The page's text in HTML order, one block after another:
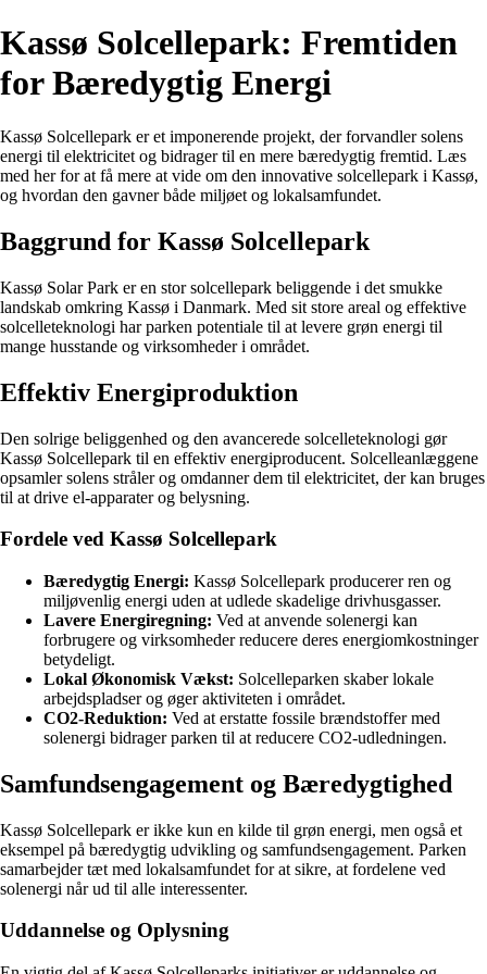
Kassø Solcellepark: Fremtiden
for Bæredygtig Energi
Kassø Solcellepark er et imponerende projekt, der forvandler solens
energi til elektricitet og bidrager til en mere bæredygtig fremtid. Læs
med her for at få mere at vide om den innovative solcellepark i Kassø,
og hvordan den gavner både miljøet og lokalsamfundet.
Baggrund for Kassø Solcellepark
Kassø Solar Park er en stor solcellepark beliggende i det smukke
landskab omkring Kassø i Danmark. Med sit store areal og effektive
solcelleteknologi har parken potentiale til at levere grøn energi til
mange husstande og virksomheder i området.
Effektiv Energiproduktion
Den solrige beliggenhed og den avancerede solcelleteknologi gør
Kassø Solcellepark til en effektiv energiproducent. Solcelleanlæggene
opsamler solens stråler og omdanner dem til elektricitet, der kan bruges
til at drive el-apparater og belysning.
Fordele ved Kassø Solcellepark
Bæredygtig Energi: Kassø Solcellepark producerer ren og
miljøvenlig energi uden at udlede skadelige drivhusgasser.
Lavere Energiregning: Ved at anvende solenergi kan
forbrugere og virksomheder reducere deres energiomkostninger
betydeligt.
Lokal Økonomisk Vækst: Solcelleparken skaber lokale
arbejdspladser og øger aktiviteten i området.
CO2-Reduktion: Ved at erstatte fossile brændstoffer med
solenergi bidrager parken til at reducere CO2-udledningen.
Samfundsengagement og Bæredygtighed
Kassø Solcellepark er ikke kun en kilde til grøn energi, men også et
eksempel på bæredygtig udvikling og samfundsengagement. Parken
samarbejder tæt med lokalsamfundet for at sikre, at fordelene ved
solenergi når ud til alle interessenter.
Uddannelse og Oplysning